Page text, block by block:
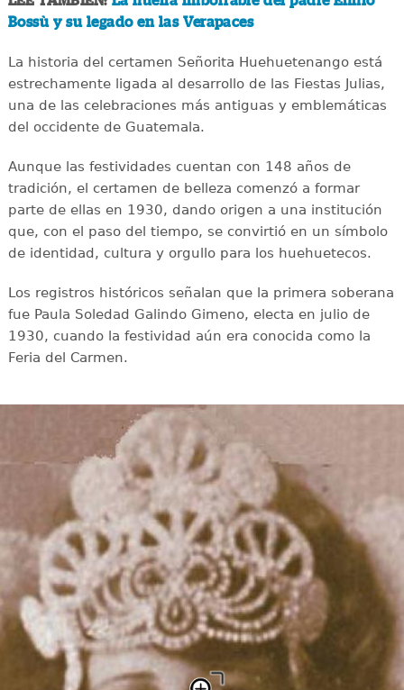
Bossù y su legado en las Verapaces
La historia del certamen Señorita Huehuetenango está
estrechamente ligada al desarrollo de las Fiestas Julias,
una de las celebraciones más antiguas y emblemáticas
del occidente de Guatemala.
Aunque las festividades cuentan con 148 años de
tradición, el certamen de belleza comenzó a formar
parte de ellas en 1930, dando origen a una institución
que, con el paso del tiempo, se convirtió en un símbolo
de identidad, cultura y orgullo para los huehuetecos.
Los registros históricos señalan que la primera soberana
fue Paula Soledad Galindo Gimeno, electa en julio de
1930, cuando la festividad aún era conocida como la
Feria del Carmen.